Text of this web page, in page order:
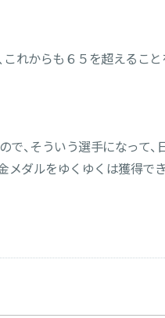
れからも６５を超えるこ
、そういう選手になって
メダルをゆくゆくは獲得で